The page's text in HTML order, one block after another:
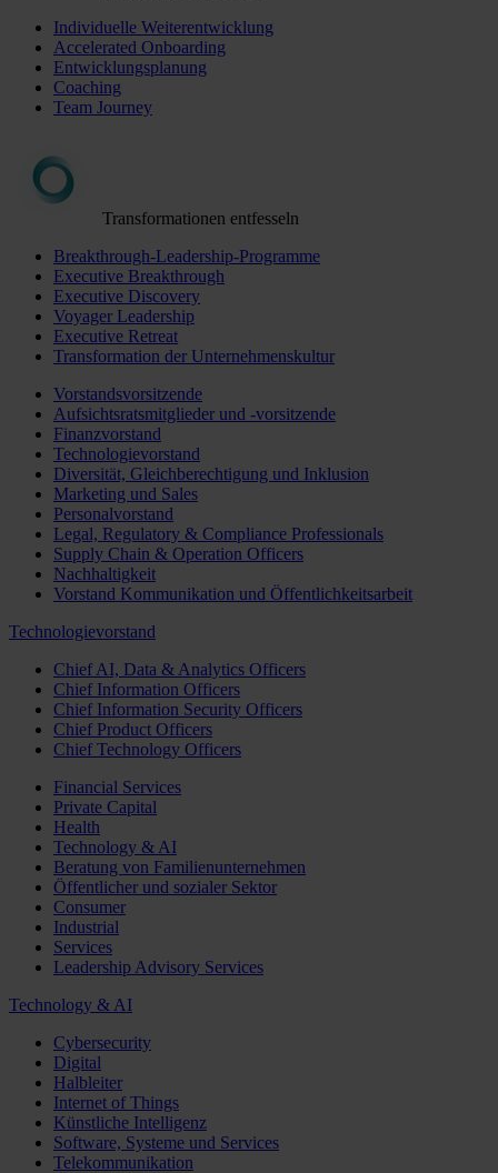
Individuelle Weiterentwicklung
Accelerated Onboarding
Entwicklungsplanung
Coaching
Team Journey
Transformationen entfesseln
Breakthrough-Leadership-Programme
Executive Breakthrough
Executive Discovery
Voyager Leadership
Executive Retreat
Transformation der Unternehmenskultur
Vorstandsvorsitzende
Aufsichtsratsmitglieder und -vorsitzende
Finanzvorstand
Technologievorstand
Diversität, Gleichberechtigung und Inklusion
Marketing und Sales
Personalvorstand
Legal, Regulatory & Compliance Professionals
Supply Chain & Operation Officers
Nachhaltigkeit
Vorstand Kommunikation und Öffentlichkeitsarbeit
Technologievorstand
Chief AI, Data & Analytics Officers
Chief Information Officers
Chief Information Security Officers
Chief Product Officers
Chief Technology Officers
Financial Services
Private Capital
Health
Technology & AI
Beratung von Familienunternehmen
Öffentlicher und sozialer Sektor
Consumer
Industrial
Services
Leadership Advisory Services
Technology & AI
Cybersecurity
Digital
Halbleiter
Internet of Things
Künstliche Intelligenz
Software, Systeme und Services
Telekommunikation